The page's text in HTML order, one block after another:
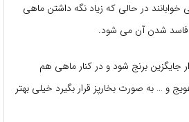
خوابانند در حالی که زیاد نگه داشتن ماهی
فاسد شدن آن می شود.
برنج شود و در کنار ماهی هم
و … به صورت بخارپز قرار بگیرد خیلی بهتر